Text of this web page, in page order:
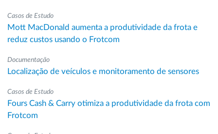
Casos de Estudo
Mott MacDonald aumenta a produtividade da frota e
reduz custos usando o Frotcom
Documentação
Localização de veículos e monitoramento de sensores
Casos de Estudo
Fours Cash & Carry otimiza a produtividade da frota com
Frotcom